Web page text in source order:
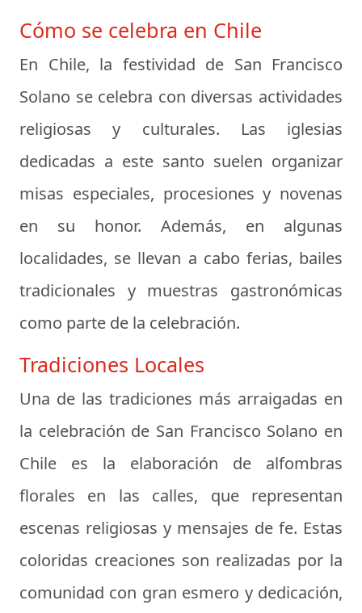
Cómo se celebra en Chile
En Chile, la festividad de San Francisco
Solano se celebra con diversas actividades
religiosas y culturales. Las iglesias
dedicadas a este santo suelen organizar
misas especiales, procesiones y novenas
en su honor. Además, en algunas
localidades, se llevan a cabo ferias, bailes
tradicionales y muestras gastronómicas
como parte de la celebración.
Tradiciones Locales
Una de las tradiciones más arraigadas en
la celebración de San Francisco Solano en
Chile es la elaboración de alfombras
florales en las calles, que representan
escenas religiosas y mensajes de fe. Estas
coloridas creaciones son realizadas por la
comunidad con gran esmero y dedicación,